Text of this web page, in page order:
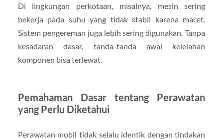
Di lingkungan perkotaan, misalnya, mesin sering
bekerja pada suhu yang tidak stabil karena macet.
Sistem pengereman juga lebih sering digunakan. Tanpa
kesadaran dasar, tanda-tanda awal kelelahan
komponen bisa terlewat.
Pemahaman Dasar tentang Perawatan
yang Perlu Diketahui
Perawatan mobil tidak selalu identik dengan tindakan